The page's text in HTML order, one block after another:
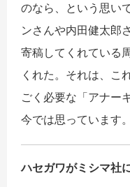
のなら、という思い
ンさんや内田健太郎
寄稿してくれている
くれた。それは、こ
ごく必要な「アナー
今では思っています。
ハセガワがミシマ社